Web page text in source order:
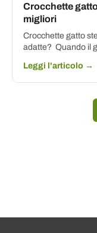
Crocchette
migliori
Crocchette gatto
adatte? Quando il
Leggi l'articolo →